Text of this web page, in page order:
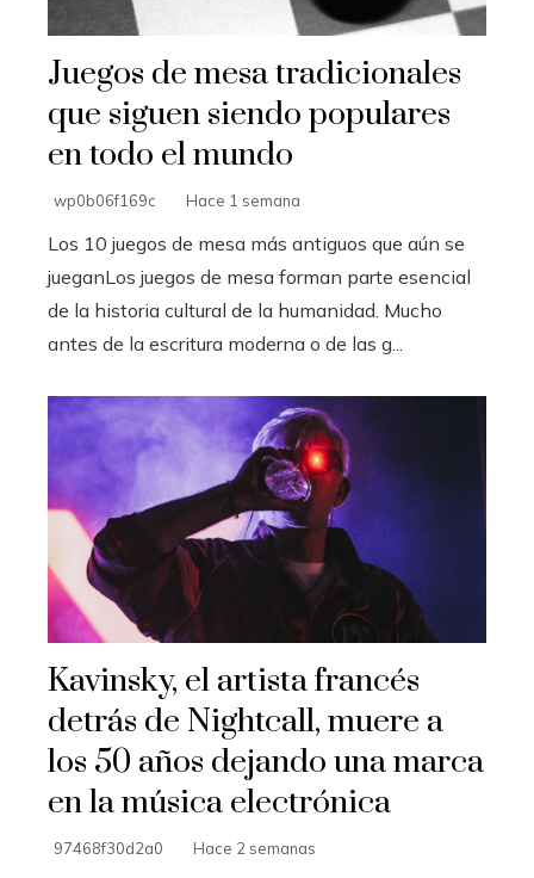
Juegos de mesa tradicionales
que siguen siendo populares
en todo el mundo
wp0b06f169c Hace 1 semana
Los 10 juegos de mesa más antiguos que aún se
jueganLos juegos de mesa forman parte esencial
de la historia cultural de la humanidad. Mucho
antes de la escritura moderna o de las g...
Kavinsky, el artista francés
detrás de Nightcall, muere a
los 50 años dejando una marca
en la música electrónica
97468f30d2a0 Hace 2 semanas